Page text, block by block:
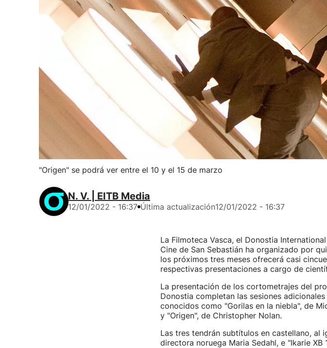
"Origen" se podrá ver entre el 10 y el 15 de marzo
N. V. | EITB Media
12/01/2022 - 16:37 Última actualización12/01/2022 - 16:37
La Filmoteca Vasca, el Donostia
Cine de San Sebastián ha organizado por
los próximos tres meses ofrecerá casi
respectivas presentaciones a cargo de
La presentación de los cortometrajes del
Donostia completan las sesiones
conocidos como "Gorilas en la niebla", de
y "Origen", de Christopher Nolan.
Las tres tendrán subtítulos en castellano, al
directora noruega Maria Sedahl, e "Ikarie XB